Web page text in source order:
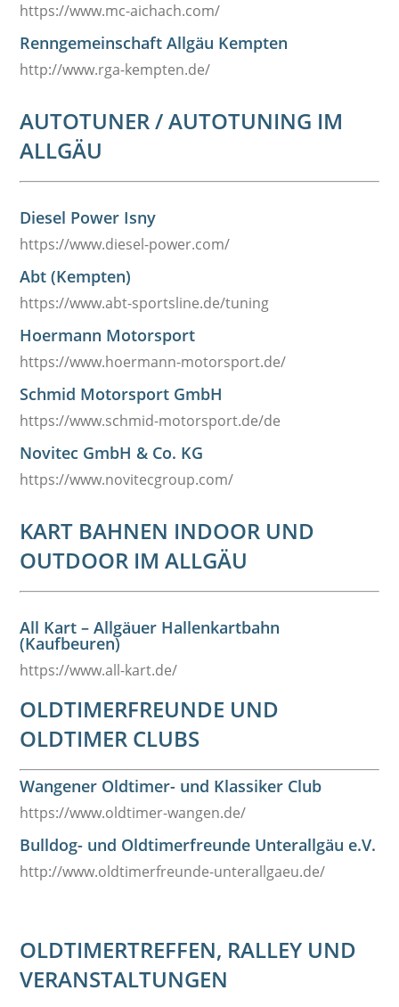
https://www.mc-aichach.com/
Renngemeinschaft Allgäu Kempten
http://www.rga-kempten.de/
AUTOTUNER / AUTOTUNING IM
ALLGÄU
Diesel Power Isny
https://www.diesel-power.com/
Abt (Kempten)
https://www.abt-sportsline.de/tuning
Hoermann Motorsport
https://www.hoermann-motorsport.de/
Schmid Motorsport GmbH
https://www.schmid-motorsport.de/de
Novitec GmbH & Co. KG
https://www.novitecgroup.com/
KART BAHNEN INDOOR UND
OUTDOOR IM ALLGÄU
All Kart – Allgäuer Hallenkartbahn
(Kaufbeuren)
https://www.all-kart.de/
OLDTIMERFREUNDE UND
OLDTIMER CLUBS
Wangener Oldtimer- und Klassiker Club
https://www.oldtimer-wangen.de/
Bulldog- und Oldtimerfreunde Unterallgäu e.V.
http://www.oldtimerfreunde-unterallgaeu.de/
OLDTIMERTREFFEN, RALLEY UND
VERANSTALTUNGEN